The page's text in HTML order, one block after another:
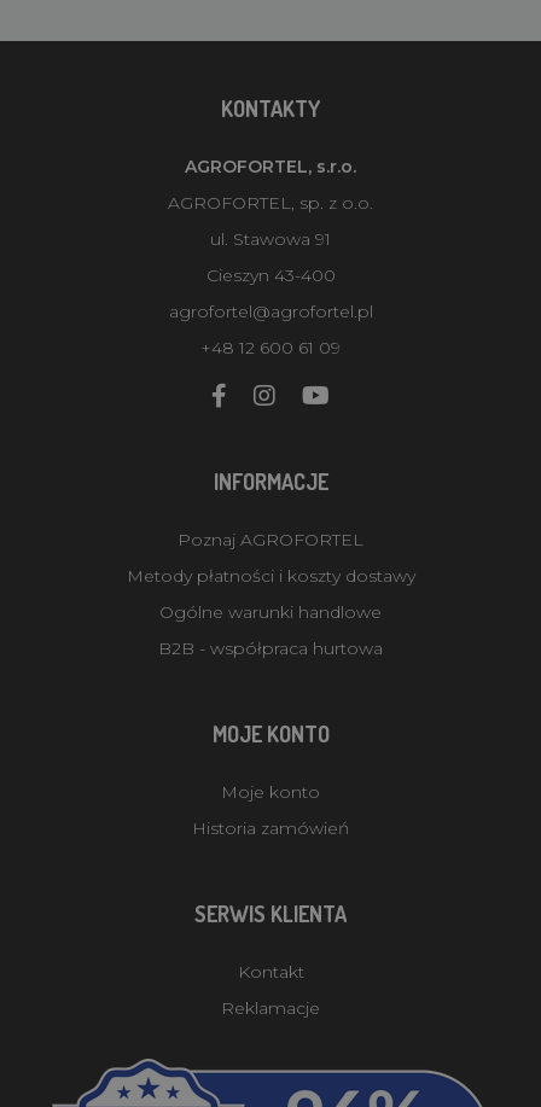
KONTAKTY
AGROFORTEL, s.r.o.
AGROFORTEL, sp. z o.o.
ul. Stawowa 91
Cieszyn 43-400
agrofortel@agrofortel.pl
+48 12 600 61 09
INFORMACJE
Poznaj AGROFORTEL
Metody płatności i koszty dostawy
Ogólne warunki handlowe
B2B - współpraca hurtowa
MOJE KONTO
Moje konto
Historia zamówień
SERWIS KLIENTA
Kontakt
Reklamacje